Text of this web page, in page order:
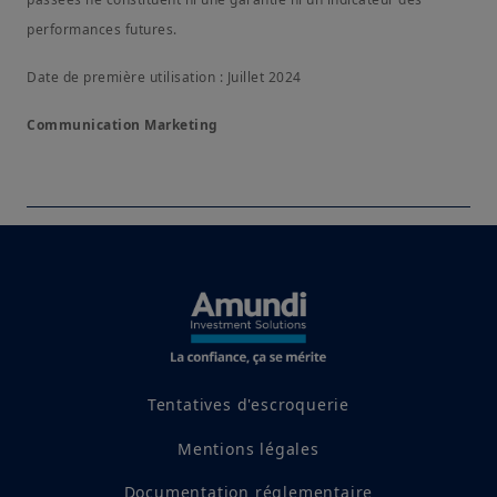
performances futures.
Date de première utilisation : Juillet 2024
Communication Marketing
Tentatives d'escroquerie
Mentions légales
Documentation réglementaire